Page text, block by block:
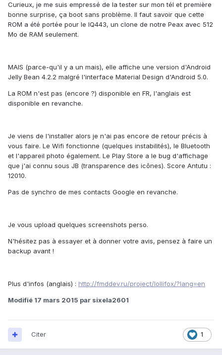
Curieux, je me suis empressé de la tester sur mon tél et première
bonne surprise, ça boot sans problème. Il faut savoir que cette
ROM a été portée pour le IQ443, un clone de notre Peax avec 512
Mo de RAM seulement.
MAIS (parce-qu'il y a un mais), elle affiche une version d'Android
Jelly Bean 4.2.2 malgré l'interface Material Design d'Android 5.0.
La ROM n'est pas (encore ?) disponible en FR, l'anglais est
disponible en revanche.
Je viens de l'installer alors je n'ai pas encore de retour précis à
vous faire. Le Wifi fonctionne (quelques instabilités), le Bluetooth
et l'appareil photo également. Le Play Store a le bug d'affichage
que j'ai connu sous JB (transparence des icônes). Score Antutu :
12010.
Pas de synchro de mes contacts Google en revanche.
Je vous upload quelques screenshots perso.
N'hésitez pas à essayer et à donner votre avis, pensez à faire un
backup avant !
Plus d'infos (anglais) : http://fmddev.ru/project/lollifox/?lang=en
Modifié 17 mars 2015 par sixela2601
1
Citer